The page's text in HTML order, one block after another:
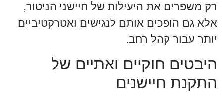
רק משפרים את היעילות של חיישני הניטור,
אלא גם הופכים אותם לנגישים ואטרקטיביים
יותר עבור קהל רחב.
היבטים חוקיים ואתיים של
התקנת חיישנים